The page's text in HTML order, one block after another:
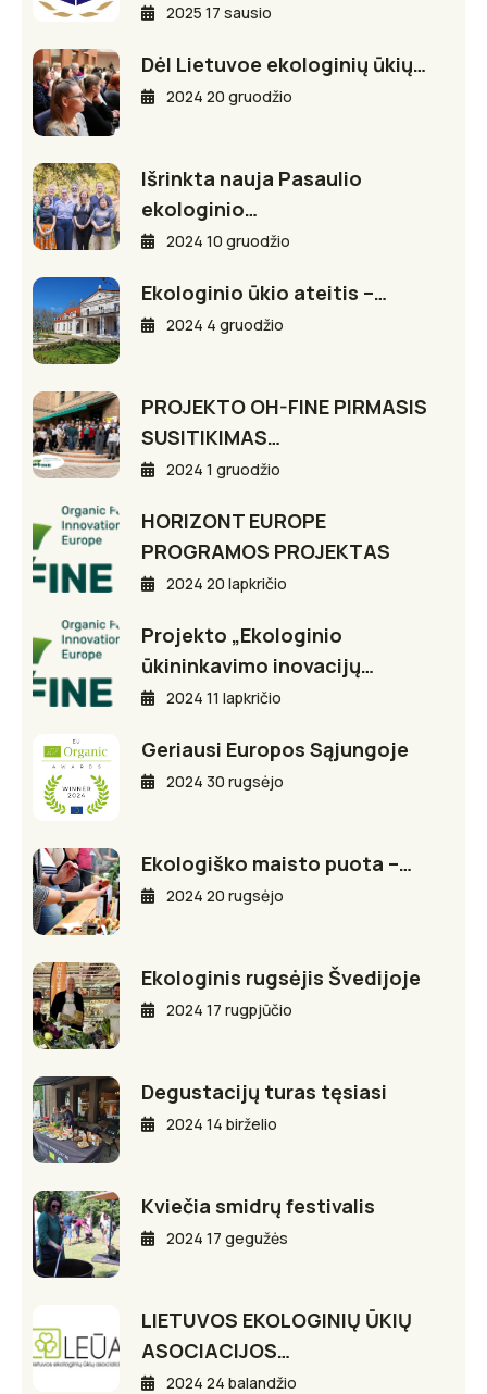
2025 17 sausio
Dėl Lietuvoe ekologinių ūkių…
2024 20 gruodžio
Išrinkta nauja Pasaulio
ekologinio…
2024 10 gruodžio
Ekologinio ūkio ateitis –…
2024 4 gruodžio
PROJEKTO OH-FINE PIRMASIS
SUSITIKIMAS…
2024 1 gruodžio
HORIZONT EUROPE
PROGRAMOS PROJEKTAS
2024 20 lapkričio
Projekto „Ekologinio
ūkininkavimo inovacijų…
2024 11 lapkričio
Geriausi Europos Sąjungoje
2024 30 rugsėjo
Ekologiško maisto puota –…
2024 20 rugsėjo
Ekologinis rugsėjis Švedijoje
2024 17 rugpjūčio
Degustacijų turas tęsiasi
2024 14 birželio
Kviečia smidrų festivalis
2024 17 gegužės
LIETUVOS EKOLOGINIŲ ŪKIŲ
ASOCIACIJOS…
2024 24 balandžio